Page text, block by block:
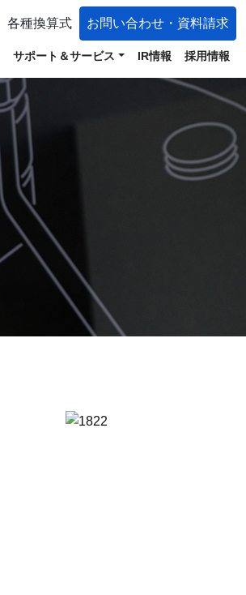
各種換算式 お問い合わせ・資料請求
サポート＆サービス IR情報 採用情報